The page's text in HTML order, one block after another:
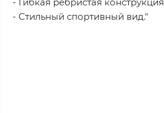
- Стильный спортивный вид."